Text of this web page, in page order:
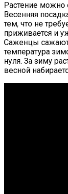
Растение можно
Весенняя
тем, что не
приживается и
Саженцы
температура
нуля. За зиму
весной